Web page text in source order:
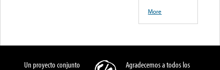
More
Un proyecto conjunto
Agradecemos a todos los